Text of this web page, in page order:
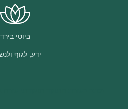
ביוטי בירד
ידע, לגוף